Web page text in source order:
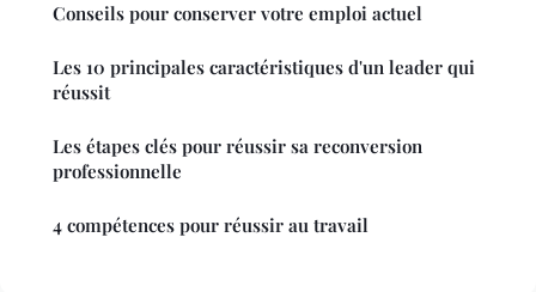
Conseils pour conserver votre emploi actuel
Les 10 principales caractéristiques d'un leader qui
réussit
Les étapes clés pour réussir sa reconversion
professionnelle
4 compétences pour réussir au travail